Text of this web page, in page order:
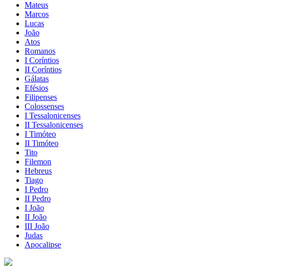
Mateus
Marcos
Lucas
João
Atos
Romanos
I Coríntios
II Coríntios
Gálatas
Efésios
Filipenses
Colossenses
I Tessalonicenses
II Tessalonicenses
I Timóteo
II Timóteo
Tito
Filemon
Hebreus
Tiago
I Pedro
II Pedro
I João
II João
III João
Judas
Apocalipse